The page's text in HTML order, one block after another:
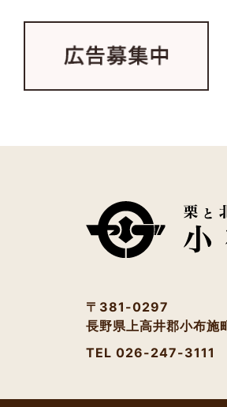
〒381-0297
長野県上高井郡小布
TEL 026-247-3111